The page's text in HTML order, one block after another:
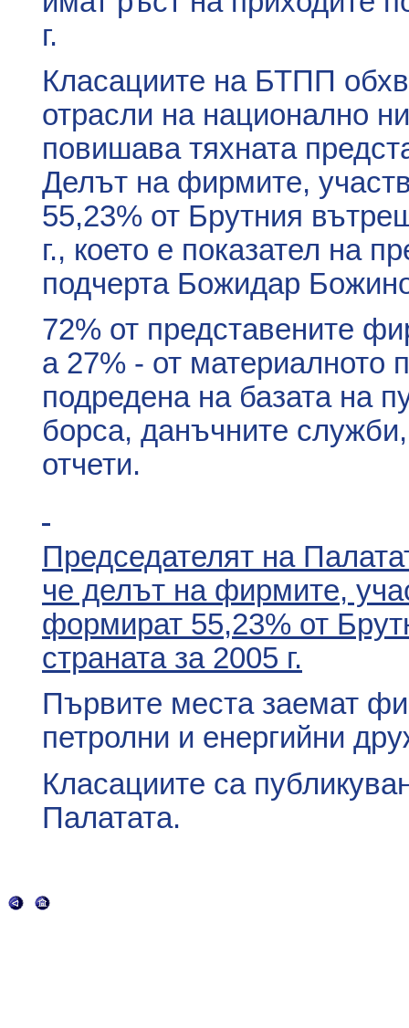
г.
Класациите на БТПП
отрасли на национално
повишава тяхната
Делът на фирмите,
55,23% от Брутния
г., което е показател на
подчерта Божидар
72% от представените
а 27% - от материалното
подредена на базата на
борса, данъчните
отчети.
Председателят на
че делът на фирмите,
формират 55,23% от
страната за 2005 г.
Първите места заемат
петролни и енергийни
Класациите са
Палатата.